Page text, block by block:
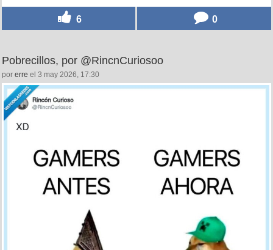
6 0
Pobrecillos, por @RincnCuriosoo
por erre el 3 may 2026, 17:30